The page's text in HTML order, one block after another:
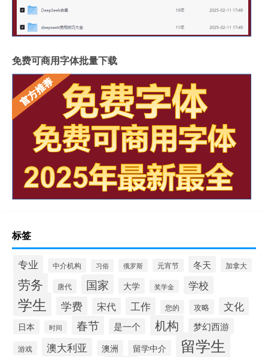
免费可商用字体批量下载
标签
专业 中介机构 习俗 俄罗斯 元宵节 冬天 加拿大
劳务 唐代 国家 大学 奖学金 学校
学生 学费 宋代 工作 您的 攻略 文化
日本 时间 春节 是一个 机构 梦幻西游
游戏 澳大利亚 澳洲 留学中介 留学生